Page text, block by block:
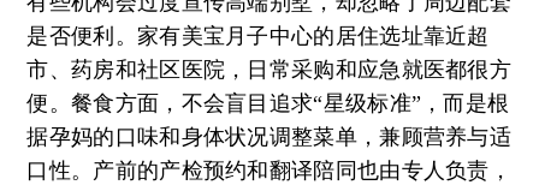
是否便利。家有美宝月子中心的居住选址靠近超
市、药房和社区医院，日常采购和应急就医都很方
便。餐食方面，不会盲目追求“星级标准”，而是根
据孕妈的口味和身体状况调整菜单，兼顾营养与适
口性。产前的产检预约和翻译陪同也由专人负责，